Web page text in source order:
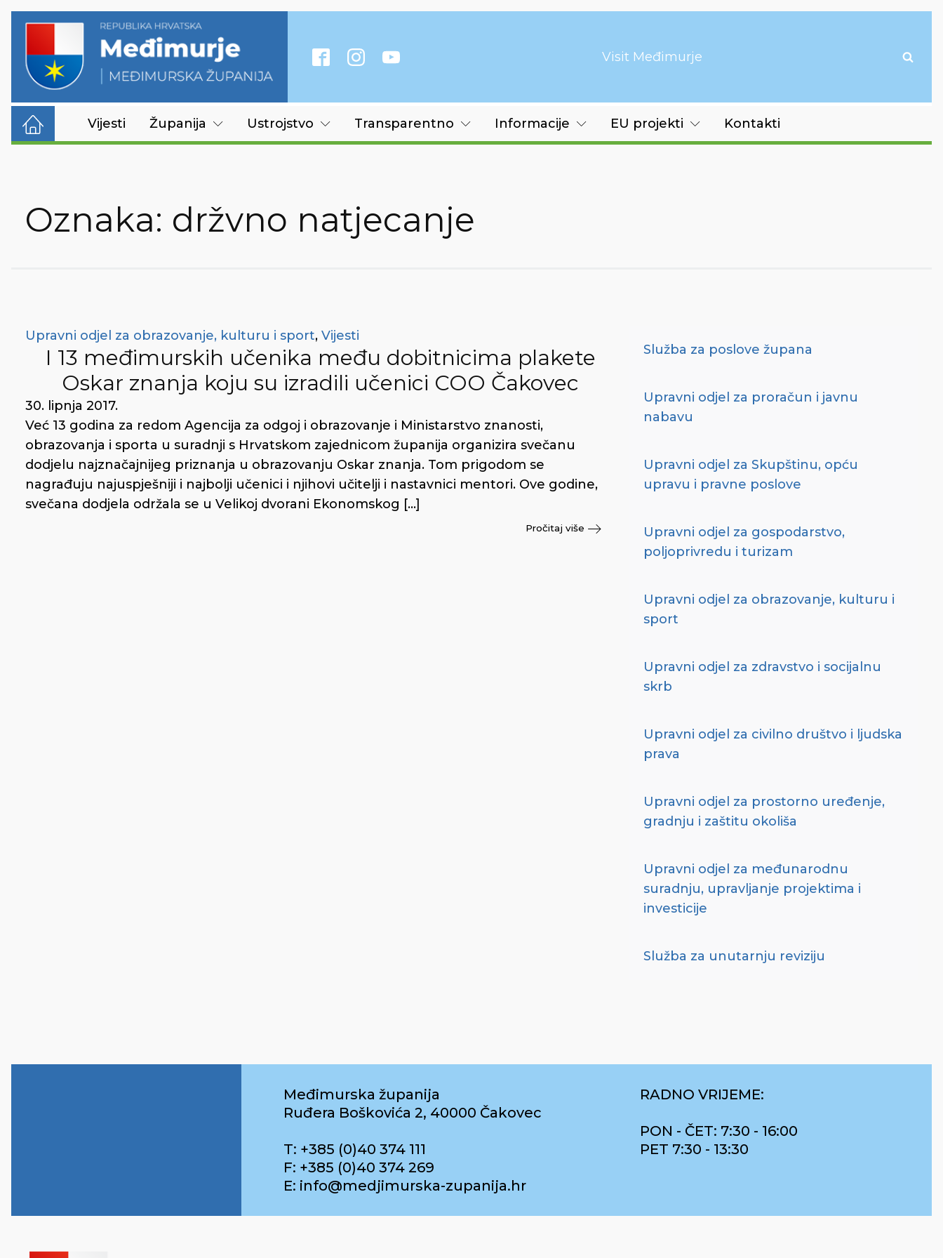
Visit Međimurje
Vijesti Županija Ustrojstvo Transparentno Informacije EU projekti Kontakti
Oznaka: držvno natjecanje
Upravni odjel za obrazovanje, kulturu i sport, Vijesti
I 13 međimurskih učenika među dobitnicima plakete
Oskar znanja koju su izradili učenici COO Čakovec
30. lipnja 2017.
Već 13 godina za redom Agencija za odgoj i obrazovanje i Ministarstvo znanosti,
obrazovanja i sporta u suradnji s Hrvatskom zajednicom županija organizira svečanu
dodjelu najznačajnijeg priznanja u obrazovanju Oskar znanja. Tom prigodom se
nagrađuju najuspješniji i najbolji učenici i njihovi učitelji i nastavnici mentori. Ove godine,
svečana dodjela održala se u Velikoj dvorani Ekonomskog […]
Pročitaj više
Služba za poslove župana
Upravni odjel za proračun i javnu
nabavu
Upravni odjel za Skupštinu, opću
upravu i pravne poslove
Upravni odjel za gospodarstvo,
poljoprivredu i turizam
Upravni odjel za obrazovanje, kulturu i
sport
Upravni odjel za zdravstvo i socijalnu
skrb
Upravni odjel za civilno društvo i ljudska
prava
Upravni odjel za prostorno uređenje,
gradnju i zaštitu okoliša
Upravni odjel za međunarodnu
suradnju, upravljanje projektima i
investicije
Služba za unutarnju reviziju
Međimurska županija
Ruđera Boškovića 2, 40000 Čakovec
T: +385 (0)40 374 111
F: +385 (0)40 374 269
E: info@medjimurska-zupanija.hr
RADNO VRIJEME:
PON - ČET: 7:30 - 16:00
PET 7:30 - 13:30